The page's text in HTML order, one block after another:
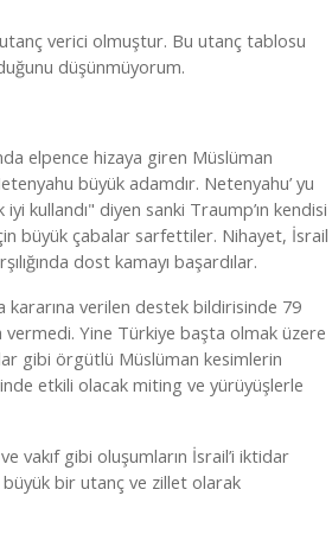
verici olmuştur. Bu utanç tablosu
düşünmüyorum.
elpence hizaya giren Müslüman
büyük adamdır. Netenyahu’ yu
kullandı" diyen sanki Traump’ın kendisi
büyük çabalar sarfettiler. Nihayet, İsrail
dost kamayı başardılar.
kararına verilen destek bildirisinde 79
Yine Türkiye başta olmak üzere
gibi örgütlü Müslüman kesimlerin
etkili olacak miting ve yürüyüşlerle
vakıf gibi oluşumların İsrail’i iktidar
bir utanç ve zillet olarak